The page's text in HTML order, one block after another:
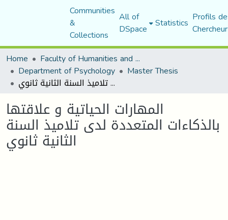
Communities
&
Collections
All of
DSpace Statistics Profils
Home
Faculty of Humanities and Social Sciences
Department of Psychology Master Thesis
المهارات الحياتية و علاقتها بالذكاءات المتعددة لدى تلاميذ السنة الثانية ثانوي
المهارات الحياتية و علاقتها
بالذكاءات المتعددة لدى تلاميذ السنة
الثانية ثانوي